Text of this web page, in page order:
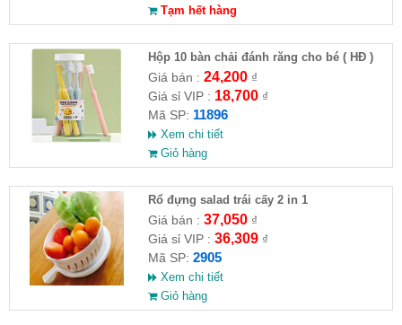
Tạm hết hàng
Hộp 10 bàn chải đánh răng cho bé ( HĐ )
Giá bán : 24,200₫
Giá sỉ VIP : 18,700₫
Mã SP: 11896
Xem chi tiết
Giỏ hàng
Rổ đựng salad trái cấy 2 in 1
Giá bán : 37,050₫
Giá sỉ VIP : 36,309₫
Mã SP: 2905
Xem chi tiết
Giỏ hàng